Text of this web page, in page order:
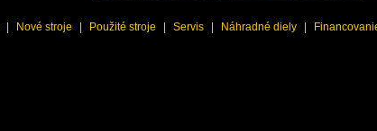
Nové stroje Použité stroje Servis Náhradné diely